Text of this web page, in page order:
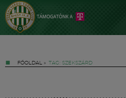
FŐOLDAL » TAG: SZEKSZÁRD